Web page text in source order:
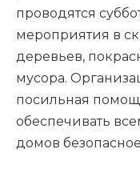
проводятся
мероприятия в
деревьев,
мусора.
посильная
обеспечивать
домов